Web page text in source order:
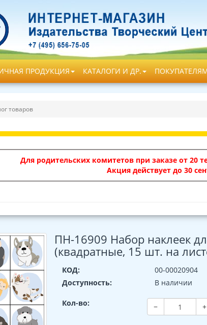
ПРОДУКЦИЯ КАТАЛОГИ И ДР.
товаров
Для родительских комитетов при заказе от 20
Акция действует до 30
ПН-16909 Набор наклеек
(квадратные, 15 шт. на
КОД:
00-00020904
Доступность:
В наличии
Кол-во: − +